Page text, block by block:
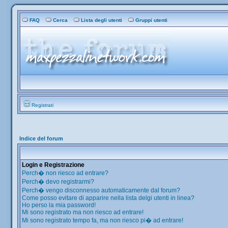
FAQ Cerca Lista degli utenti Gruppi utenti
Registrati
Indice del forum
Login e Registrazione
Perch� non riesco ad entrare?
Perch� devo registrarmi?
Perch� vengo disconnesso automaticamente dal forum?
Come posso evitare di apparire nella lista delgi utenti in linea?
Ho perso la mia password!
Mi sono registrato ma non riesco ad entrare!
Mi sono registrato tempo fa, ma non riesco pi� ad entrare!